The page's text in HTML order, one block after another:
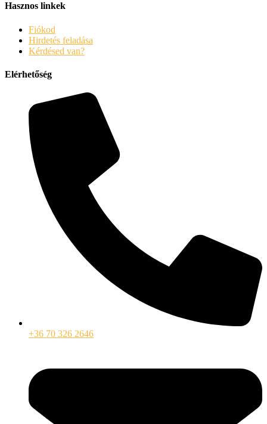
Hasznos linkek
Fiókod
Hirdetés feladása
Kérdésed van?
Elérhetőség
+36 70 326 2646